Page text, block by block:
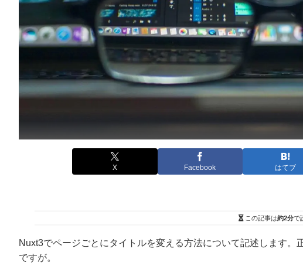
X Facebook はてブ
この記事は約2分で
Nuxt3でページごとにタイトルを変える方法について記述します
ですが。